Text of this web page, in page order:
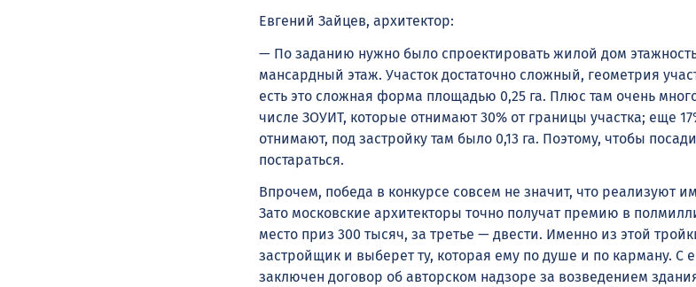
Евгений Зайцев, архитектор:
— По заданию нужно было спроектировать жилой дом
мансардный этаж. Участок достаточно сложный, геометрия
есть это сложная форма площадью 0,25 га. Плюс там очень
числе ЗОУИТ, которые отнимают 30% от границы участка; еще
отнимают, под застройку там было 0,13 га. Поэтому, чтобы
постараться.
Впрочем, победа в конкурсе совсем не значит, что реализуют
Зато московские архитекторы точно получат премию в
место приз 300 тысяч, за третье — двести. Именно из этой
застройщик и выберет ту, которая ему по душе и по карману. С
заключен договор об авторском надзоре за возведением